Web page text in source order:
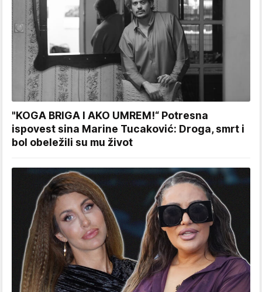
"KOGA BRIGA I AKO UMREM!“ Potresna
ispovest sina Marine Tucaković: Droga, smrt i
bol obeležili su mu život